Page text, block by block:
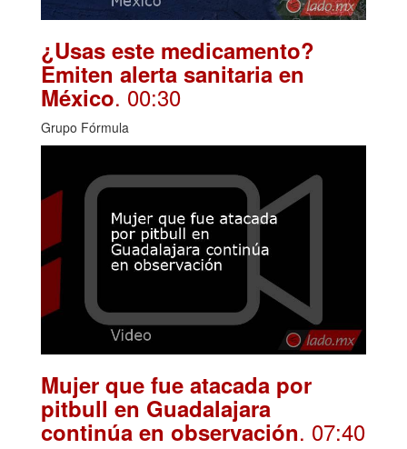
¿Usas este medicamento?
Emiten alerta sanitaria en
México. 00:30
Grupo Fórmula
Mujer que fue atacada por
pitbull en Guadalajara
continúa en observación. 07:40